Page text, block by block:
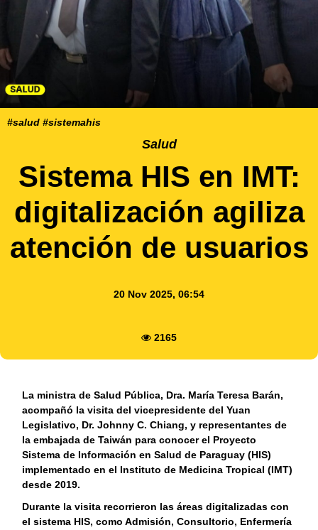
#salud #sistemahis
Salud
Sistema HIS en IMT:
digitalización agiliza
atención de usuarios
20 Nov 2025, 06:54
2165
La ministra de Salud Pública, Dra. María Teresa Barán,
acompañó la visita del vicepresidente del Yuan
Legislativo, Dr. Johnny C. Chiang, y representantes de
la embajada de Taiwán para conocer el Proyecto
Sistema de Información en Salud de Paraguay (HIS)
implementado en el Instituto de Medicina Tropical (IMT)
desde 2019.
Durante la visita recorrieron las áreas digitalizadas con
el sistema HIS, como Admisión, Consultorio, Enfermería